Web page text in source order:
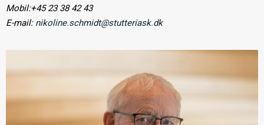
Mobil:+45 23 38 42 43
E-mail: nikoline.schmidt@stutteriask.dk